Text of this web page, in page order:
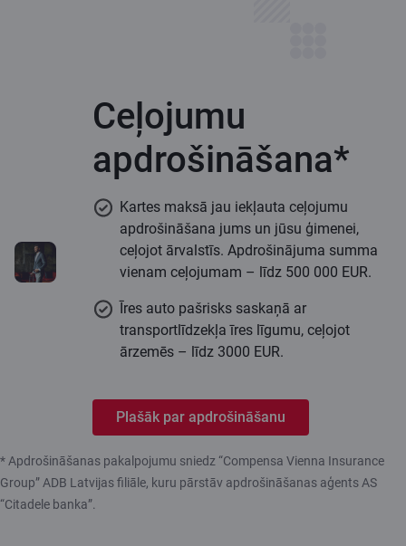
Ceļojumu
apdrošināšana*
Kartes maksā jau iekļauta ceļojumu
apdrošināšana jums un jūsu ģimenei,
ceļojot ārvalstīs. Apdrošinājuma summa
vienam ceļojumam – līdz 500 000 EUR.
Īres auto pašrisks saskaņā ar
transportlīdzekļa īres līgumu, ceļojot
ārzemēs – līdz 3000 EUR.
Plašāk par apdrošināšanu
* Apdrošināšanas pakalpojumu sniedz “Compensa Vienna Insurance
Group” ADB Latvijas filiāle, kuru pārstāv apdrošināšanas aģents AS
“Citadele banka”.